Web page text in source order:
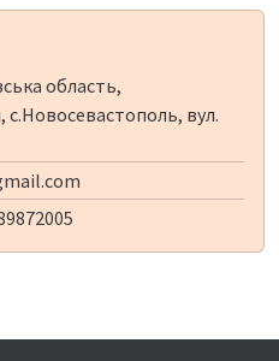
область,
с.Новосевастополь, вул.